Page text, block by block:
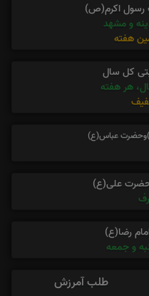
رسول اکرم(ص)
و مشهد
هفته
کل سال
هر هفته
عباس(ع)
حضرت علی(ع)
رضا(ع)
و جمعه
طلب آمرزش